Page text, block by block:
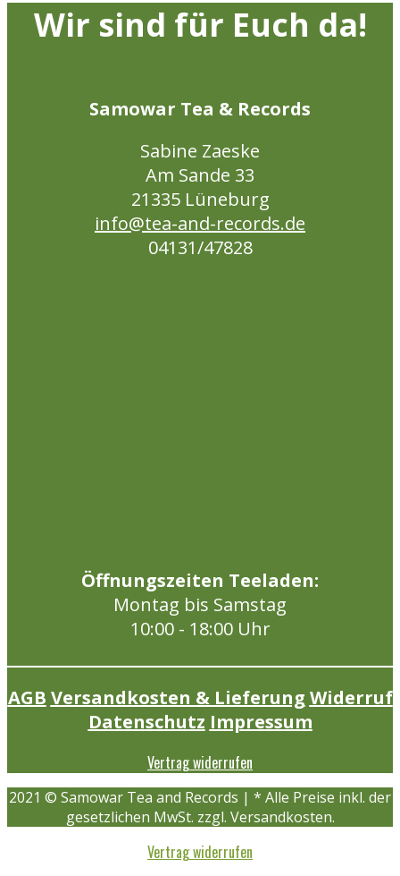
Optionen
können
gewählt
Wir sind für Euch da!
Samowar Tea & Records
Sabine Zaeske
Am Sande 33
21335 Lüneburg
info@tea-and-records.de
04131/47828
Öffnungszeiten Teeladen:
Montag bis Samstag
10:00 - 18:00 Uhr
AGB Versandkosten & Lieferung Widerruf
Datenschutz Impressum
Vertrag widerrufen
2021 © Samowar Tea and Records | * Alle Preise inkl. der
gesetzlichen MwSt. zzgl. Versandkosten.
Vertrag widerrufen